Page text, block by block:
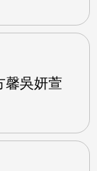
馨吳妍萱